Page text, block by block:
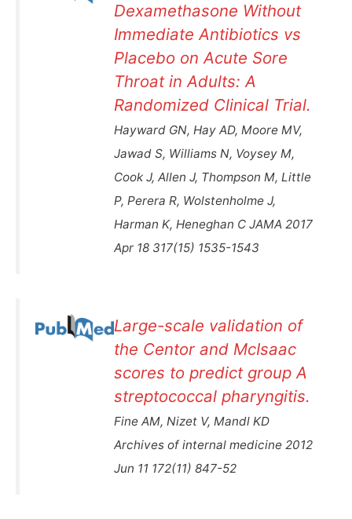
Dexamethasone Without
Immediate Antibiotics vs
Placebo on Acute Sore
Throat in Adults: A
Randomized Clinical Trial.
Hayward GN, Hay AD, Moore MV,
Jawad S, Williams N, Voysey M,
Cook J, Allen J, Thompson M, Little
P, Perera R, Wolstenholme J,
Harman K, Heneghan C JAMA 2017
Apr 18 317(15) 1535-1543
Large-scale validation of
the Centor and McIsaac
scores to predict group A
streptococcal pharyngitis.
Fine AM, Nizet V, Mandl KD
Archives of internal medicine 2012
Jun 11 172(11) 847-52